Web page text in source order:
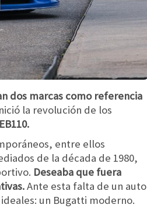
dos marcas como referencia
la revolución de los
entre ellos
de la década de 1980,
Deseaba que fuera
Ante esta falta de un auto
un Bugatti moderno.